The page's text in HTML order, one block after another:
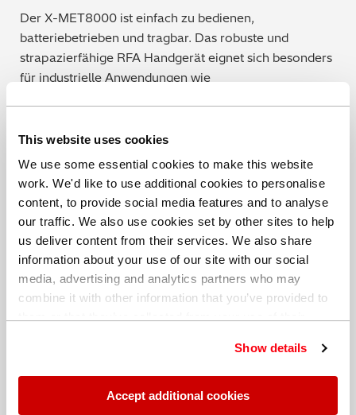
This website uses cookies
We use some essential cookies to make this website
work. We'd like to use additional cookies to personalise
content, to provide social media features and to analyse
our traffic. We also use cookies set by other sites to help
us deliver content from their services. We also share
information about your use of our site with our social
media, advertising and analytics partners who may
combine it with other information that you’ve provided to
Show details
Accept additional cookies
Der X-MET8000 ist einfach zu bedienen,
batteriebetrieben und tragbar. Das robuste und
strapazierfähige RFA Handgerät eignet sich besonders
für industrielle Anwendungen wie
genaue Messwerte zu erhalten, was das Gerät ideal für
die In-Line-Analyse von Beschichtungen in jeder
Produktionsphase macht. Während Proben für andere
RFA-Geräte zugeschnitten oder säuregebeizt werden
müssen, um dann anhand der Säurelösung den
Zirkoniumgehalt zu ermitteln, kommt das X-MET8000
ohne aufwendige Probenvorbereitung aus – es reicht,
den Detektor auf die Messstelle zu halten und die
Analyse zu starten, um innerhalt von Sekunden das
Informationen über das X-MET8000 interessiert sind